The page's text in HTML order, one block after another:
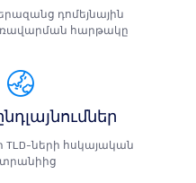
դոմեյնային
հարթակը
TLD-ների հսկայական